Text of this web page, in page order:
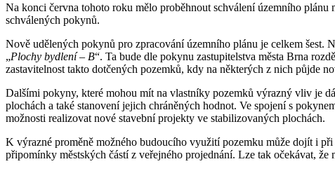
Na konci června tohoto roku mělo proběhnout schválení územního
schválených pokynů.
Nově udělených pokynů pro zpracování územního plánu je celkem šest.
„Plochy bydlení – B“. Ta bude dle pokynu zastupitelstva města Brna
zastavitelnost takto dotčených pozemků, kdy na některých z nich půjde
Dalšími pokyny, které mohou mít na vlastníky pozemků výrazný vliv je
plochách a také stanovení jejich chráněných hodnot. Ve spojení s
možnosti realizovat nové stavební projekty ve stabilizovaných plochách.
K výrazné proměně možného budoucího využití pozemku může dojít i
připomínky městských částí z veřejného projednání. Lze tak očekávat, že